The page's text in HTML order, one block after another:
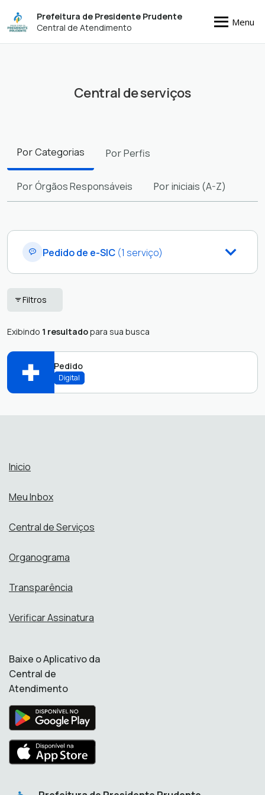
Prefeitura de Presidente Prudente
Central de Atendimento
Menu
Central de serviços
PorCategorias PorPerfis
PorÓrgãos Responsáveis Poriniciais (A-Z)
Pedido de e-SIC (1 serviço)
Presenciais
Editais Cultura
Filtros
Exibindo 1 resultadopara sua busca
Pedido
Digital
Inicio
Meu Inbox
Central de Serviços
Organograma
Transparência
Verificar Assinatura
Baixe o Aplicativo da
Central de
Atendimento